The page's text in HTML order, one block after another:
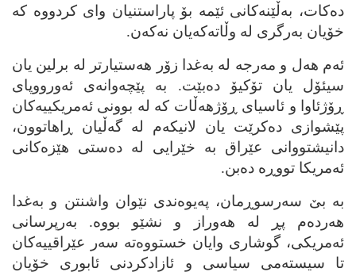
ده‌کات، به‌ڵێنه‌کانی ئێمه‌ بۆ پاراستنیان وای کردووه‌ که‌
خۆیان به‌رگری له‌ وڵاته‌که‌یان نه‌که‌ن.
ئه‌م هه‌ل و مه‌رجه‌ له‌ به‌غدا زۆر هه‌ستیارتر له‌ برلین یان
سیئۆل یان تۆکیۆ ده‌بێت. به‌ پێچه‌وانه‌ی ئه‌ورووپای
ڕۆژئاوا و ئاسیای ڕۆژهه‌ڵات که‌ له‌ بوونی ئه‌مریکییه‌کان
پێشوازی ده‌کرێت یان لانیکه‌م له‌ گه‌ڵیان ڕاهاتوون،
دانیشتووانی عێراق به‌ خێرایی له‌ ده‌ستی هێزه‌کانی
ئه‌مریکا تووڕه‌ ده‌بن.
به‌ بێ سه‌رسوڕمان، په‌یوه‌ندی نێوان واشنتن و به‌غدا
هه‌رده‌م پڕ له‌ هه‌وراز و نشێو بووه‌. به‌رپرسانی
ئه‌مریکی، گوشاری وایان خستووه‌ته‌ سه‌ر عێراقییه‌کان
تا سیسته‌می سیاسی و ئازادکردنی ئابوری خۆیان